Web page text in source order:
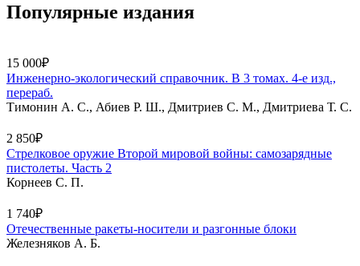
Популярные издания
15 000₽
Инженерно-экологический справочник. В 3 томах. 4-е изд.,
перераб.
Тимонин А. С., Абиев Р. Ш., Дмитриев С. М., Дмитриева Т. С.
2 850₽
Стрелковое оружие Второй мировой войны: самозарядные
пистолеты. Часть 2
Корнеев С. П.
1 740₽
Отечественные ракеты-носители и разгонные блоки
Железняков А. Б.